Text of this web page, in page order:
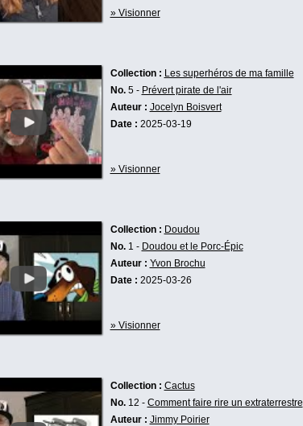
» Visionner
Collection : Les superhéros de ma famille
No.5 - Prévert pirate de l'air
Auteur : Jocelyn Boisvert
Date : 2025-03-19
» Visionner
Collection : Doudou
No.1 - Doudou et le Porc-Épic
Auteur : Yvon Brochu
Date : 2025-03-26
» Visionner
Collection : Cactus
No.12 - Comment faire rire un extraterrestre
Auteur : Jimmy Poirier